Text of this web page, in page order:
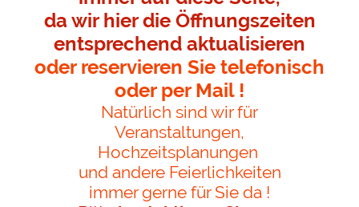
da wir hier die Öffnungszeiten
entsprechend aktualisieren
oder reservieren Sie telefonisch
oder per Mail !
Natürlich sind wir für
Veranstaltungen,
Hochzeitsplanungen
und andere Feierlichkeiten
immer gerne für Sie da !